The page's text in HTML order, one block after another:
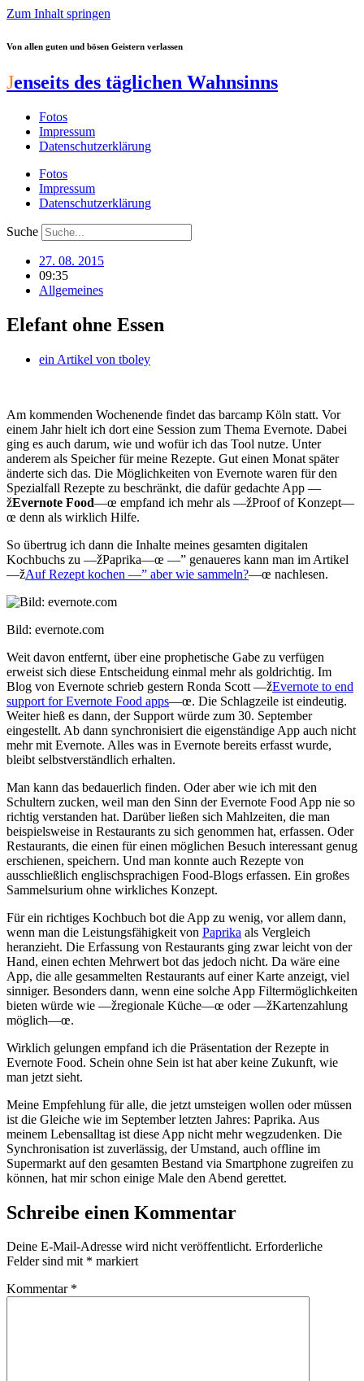
Zum Inhalt springen
Von allen guten und bösen Geistern verlassen
Jenseits des täglichen Wahnsinns
Fotos
Impressum
Datenschutzerklärung
Fotos
Impressum
Datenschutzerklärung
Suche
27. 08. 2015
09:35
Allgemeines
Elefant ohne Essen
ein Artikel von tboley
Am kommenden Wochenende findet das barcamp Köln statt. Vor
einem Jahr hielt ich dort eine Session zum Thema Evernote. Dabei
ging es auch darum, wie und wofür ich das Tool nutze. Unter
anderem als Speicher für meine Rezepte. Gut einen Monat später
änderte sich das. Die Möglichkeiten von Evernote waren für den
Spezialfall Rezepte zu beschränkt, die dafür gedachte App —
žEvernote Food—œ empfand ich mehr als —žProof of Konzept—
œ denn als wirklich Hilfe.
So übertrug ich dann die Inhalte meines gesamten digitalen
Kochbuchs zu —žPaprika—œ —” genaueres kann man im Artikel
—žAuf Rezept kochen —” aber wie sammeln?—œ nachlesen.
Bild: evernote.com
Weit davon entfernt, über eine prophetische Gabe zu verfügen
erweist sich diese Entscheidung einmal mehr als goldrichtig. Im
Blog von Evernote schrieb gestern Ronda Scott —žEvernote to end
support for Evernote Food apps—œ. Die Schlagzeile ist eindeutig.
Weiter hieß es dann, der Support würde zum 30. September
eingestellt. Ab dann synchronisiert die eigenständige App auch nicht
mehr mit Evernote. Alles was in Evernote bereits erfasst wurde,
bleibt selbstverständlich erhalten.
Man kann das bedauerlich finden. Oder aber wie ich mit den
Schultern zucken, weil man den Sinn der Evernote Food App nie so
richtig verstanden hat. Darüber ließen sich Mahlzeiten, die man
beispielsweise in Restaurants zu sich genommen hat, erfassen. Oder
Restaurants, die einen für einen möglichen Besuch interessant genug
erschienen, speichern. Und man konnte auch Rezepte von
ausschließlich englischsprachigen Food-Blogs erfassen. Ein großes
Sammelsurium ohne wirkliches Konzept.
Für ein richtiges Kochbuch bot die App zu wenig, vor allem dann,
wenn man die Leistungsfähigkeit von Paprika als Vergleich
heranzieht. Die Erfassung von Restaurants ging zwar leicht von der
Hand, einen echten Mehrwert bot das jedoch nicht. Da wäre eine
App, die alle gesammelten Restaurants auf einer Karte anzeigt, viel
sinniger. Besonders dann, wenn eine solche App Filtermöglichkeiten
bieten würde wie —žregionale Küche—œ oder —žKartenzahlung
möglich—œ.
Wirklich gelungen empfand ich die Präsentation der Rezepte in
Evernote Food. Schein ohne Sein ist hat aber keine Zukunft, wie
man jetzt sieht.
Meine Empfehlung für alle, die jetzt umsteigen wollen oder müssen
ist die Gleiche wie im September letzten Jahres: Paprika. Aus
meinem Lebensalltag ist diese App nicht mehr wegzudenken. Die
Synchronisation ist zuverlässig, der Umstand, auch offline im
Supermarkt auf den gesamten Bestand via Smartphone zugreifen zu
können, hat mir schon einige Male den Abend gerettet.
Schreibe einen Kommentar
Deine E-Mail-Adresse wird nicht veröffentlicht. Erforderliche
Felder sind mit * markiert
Kommentar *